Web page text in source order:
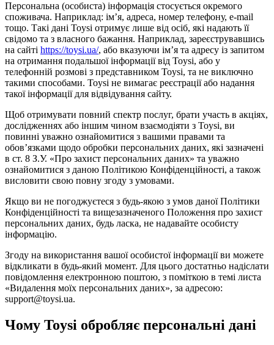
Персональна (особиста) інформація стосується окремого
споживача. Наприклад: ім’я, адреса, номер телефону, e-mail
тощо. Такі дані Toysi отримує лише від осіб, які надають її
свідомо та з власного бажання. Наприклад, зареєструвавшись
на сайті https://toysi.ua/, або вказуючи ім’я та адресу із запитом
на отримання подальшої інформації від Toysi, або у
телефонній розмові з представником Toysi, та не виключно
такими способами. Toysi не вимагає реєстрації або надання
такої інформації для відвідування сайту.
Щоб отримувати повний спектр послуг, брати участь в акціях,
дослідженнях або іншим чином взаємодіяти з Toysi, ви
повинні уважно ознайомитися з вашими правами та
обов’язками щодо обробки персональних даних, які зазначені
в ст. 8 З.У. «Про захист персональних даних» та уважно
ознайомитися з даною Політикою Конфіденційності, а також
висловити свою повну згоду з умовами.
Якщо ви не погоджуєтеся з будь-якою з умов даної Політики
Конфіденційності та вищезазначеного Положення про захист
персональних даних, будь ласка, не надавайте особисту
інформацію.
Згоду на використання вашої особистої інформації ви можете
відкликати в будь-який момент. Для цього достатньо надіслати
повідомлення електронною поштою, з поміткою в темі листа
«Видалення моїх персональних даних», за адресою:
support@toysi.ua.
Чому Toysi обробляє персональні дані